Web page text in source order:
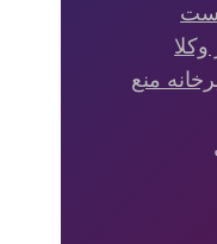
منع